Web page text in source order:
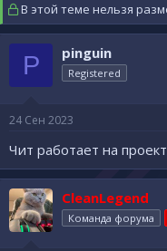
В этой теме нельзя
P pinguin
Registered
24 Сен 2023
Чит работает на
CleanLegend
Команда форума